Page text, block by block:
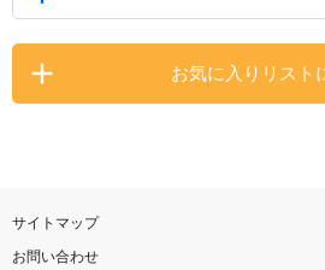
家族や友達と一緒に！
お気に入りリスト
サイトマップ
お問い合わせ